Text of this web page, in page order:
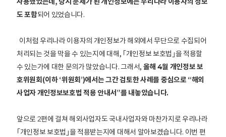
도 포함되어 있었습니다.
이처럼 우리나라 이용자의 개인정보가 해외에서 무단으로 수집되어
처리되는 것을 막을 수 있는지에 대해, ｢개인정보 보호법｣을 적용할
수 있는가에 대한 문의가 많았습니다. 그래서, 올해 4월 개인정보 보
호위원회(이하 ‘위원회’)에서는 그간 검토한 사례를 중심으로 “해외
사업자 개인정보보호법 적용 안내서”를 내놓았습니다.
앞으로 2편에 걸쳐 해외사업자도 국내사업자와 마찬가지로 우리나라
｢개인정보 보호법｣을 적용받는지에 대해서 알아보겠습니다. 이번 편